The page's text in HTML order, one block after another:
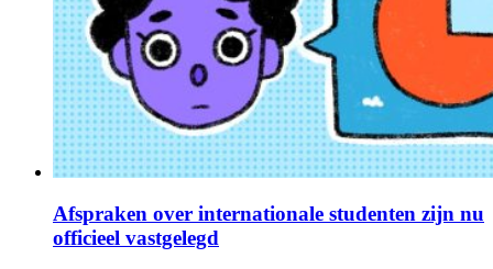
Afspraken over internationale studenten zijn nu
officieel vastgelegd